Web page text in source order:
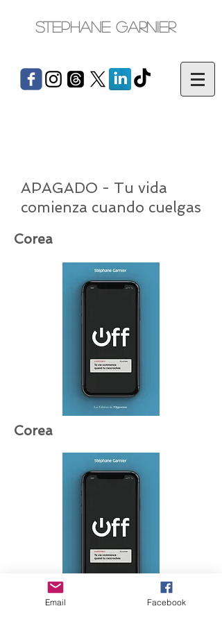
Stephane Garnier
APAGADO - Tu vida
comienza cuando cuelgas
Corea
Corea
Email Facebook